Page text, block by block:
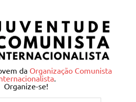
Comunista
da Organização Comunista
.
Organize-se!